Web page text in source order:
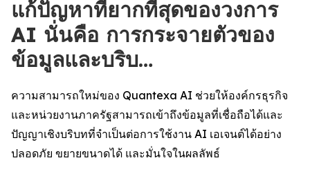
แก้ปัญหาที่ยากที่สุดของวงการ
AI นั่นคือ การกระจายตัวของ
ข้อมูลและบริบ…
ความสามารถใหม่ของ Quantexa AI ช่วยให้องค์กรธุรกิจ
และหน่วยงานภาครัฐสามารถเข้าถึงข้อมูลที่เชื่อถือได้และ
ปัญญาเชิงบริบทที่จำเป็นต่อการใช้งาน AI เอเจนต์ได้อย่าง
ปลอดภัย ขยายขนาดได้ และมั่นใจในผลลัพธ์